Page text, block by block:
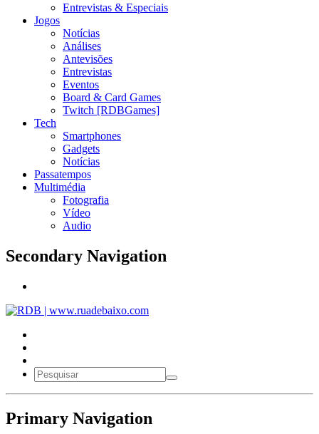
Entrevistas & Especiais
Jogos
Notícias
Análises
Antevisões
Entrevistas
Eventos
Board & Card Games
Twitch [RDBGames]
Tech
Smartphones
Gadgets
Notícias
Passatempos
Multimédia
Fotografia
Vídeo
Audio
Secondary Navigation
Primary Navigation